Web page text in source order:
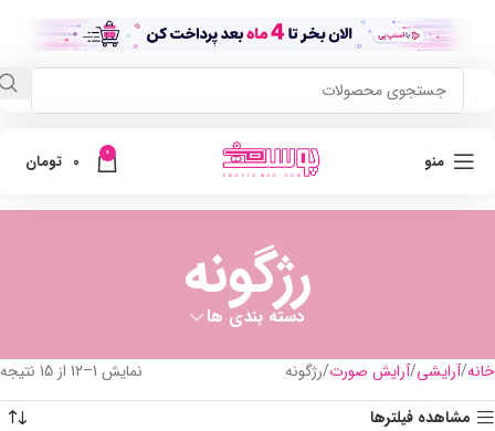
منو 0
0 تومان
رژگونه
دسته بندی ها
خانه آرایشی آرایش صورت رژگونه
نمایش 1–12 از 15 نتیجه
مشاهده فیلترها